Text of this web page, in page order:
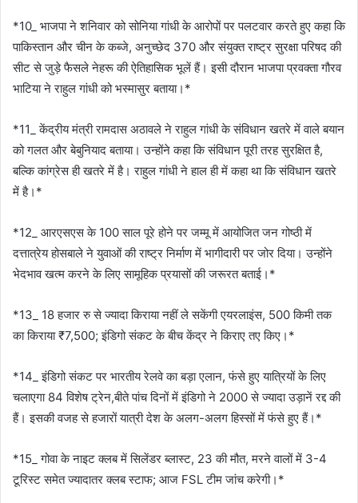
*10_ भाजपा ने शनिवार को सोनिया गांधी के आरोपों पर पलटवार करते हुए कहा कि
पाकिस्तान और चीन के कब्जे, अनुच्छेद 370 और संयुक्त राष्ट्र सुरक्षा परिषद की
सीट से जुड़े फैसले नेहरू की ऐतिहासिक भूलें हैं। इसी दौरान भाजपा प्रवक्ता गौरव
भाटिया ने राहुल गांधी को भस्मासुर बताया।*
*11_ केंद्रीय मंत्री रामदास अठावले ने राहुल गांधी के संविधान खतरे में वाले बयान
को गलत और बेबुनियाद बताया। उन्होंने कहा कि संविधान पूरी तरह सुरक्षित है,
बल्कि कांग्रेस ही खतरे में है। राहुल गांधी ने हाल ही में कहा था कि संविधान खतरे
में है।*
*12_ आरएसएस के 100 साल पूरे होने पर जम्मू में आयोजित जन गोष्ठी में
दत्तात्रेय होसबाले ने युवाओं की राष्ट्र निर्माण में भागीदारी पर जोर दिया। उन्होंने
भेदभाव खत्म करने के लिए सामूहिक प्रयासों की जरूरत बताई।*
*13_ 18 हजार रु से ज्यादा किराया नहीं ले सकेंगी एयरलाइंस, 500 किमी तक
का किराया ₹7,500; इंडिगो संकट के बीच केंद्र ने किराए तए किए।*
*14_ इंडिगो संकट पर भारतीय रेलवे का बड़ा एलान, फंसे हुए यात्रियों के लिए
चलाएगा 84 विशेष ट्रेन,बीते पांच दिनों में इंडिगो ने 2000 से ज्यादा उड़ानें रद्द की
हैं। इसकी वजह से हजारों यात्री देश के अलग-अलग हिस्सों में फंसे हुए हैं।*
*15_ गोवा के नाइट क्लब में सिलेंडर ब्लास्ट, 23 की मौत, मरने वालों में 3-4
टूरिस्ट समेत ज्यादातर क्लब स्टाफ; आज FSL टीम जांच करेगी।*